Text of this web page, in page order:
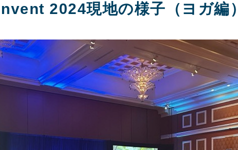
2024現地の様子（ヨガ編）